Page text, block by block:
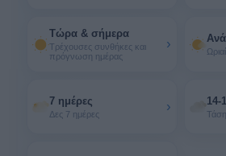
Τώρα & σήμερα
Τρέχουσες συνθήκες και
πρόγνωση ημέρας
›
7 ημέρες
Δες 7 ημέρες › 14-